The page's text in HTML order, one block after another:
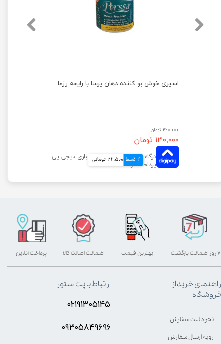
اسپری خوش بو کننده دهان پرسا با رایحه رزماری حجم 50 میلی لیتر
۲۲۰,۰۰۰ تومان
۱۳۰,۰۰۰ تومان
4 قسط 32,500 تومانی
بهترین قیمت پرداخت آنلاین ۷ روز ضمانت بازگشت ضمانت اصالت کالا
راهنمای خرید از
فروشگاه
نحوه ثبت سفارش
رویه ارسال سفارش
ارتباط با پت استور
۰۲۱۹۱۳۰۵۱۴۵
۰۹۳۰۵8۴9696